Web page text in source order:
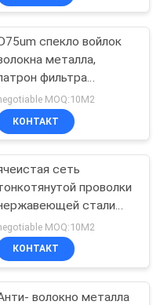
23
спекло войлок
металла,
фильтра
стали
1mm
MOQ:10М2
КОНТАКТ
сеть
проволки
стали
толщины
0.57mm Rustproof
MOQ:10М2
КОНТАКТ
волокно металла